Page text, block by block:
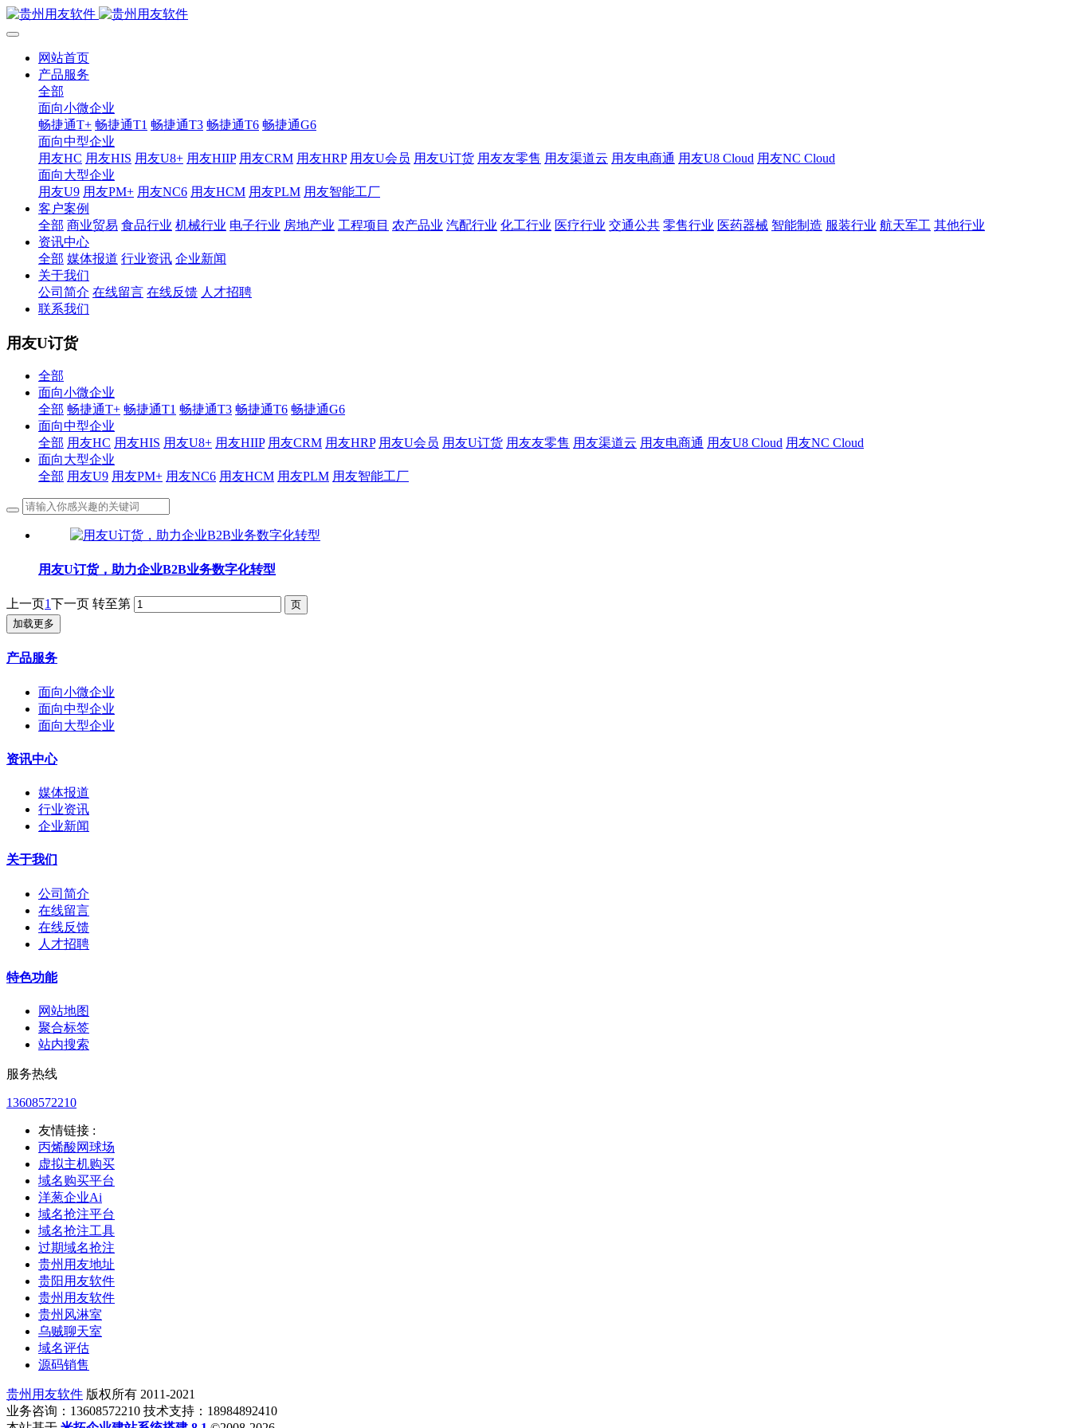
网站首页
产品服务
全部
面向小微企业
畅捷通T+ 畅捷通T1 畅捷通T3 畅捷通T6 畅捷通G6
面向中型企业
用友HC 用友HIS 用友U8+ 用友HIIP 用友CRM 用友HRP 用友U会员 用友U订货 用友友零售 用友渠道云 用友电商通 用友U8 Cloud 用友NC Cloud
面向大型企业
用友U9 用友PM+ 用友NC6 用友HCM 用友PLM 用友智能工厂
客户案例
全部 商业贸易 食品行业 机械行业 电子行业 房地产业 工程项目 农产品业 汽配行业 化工行业 医疗行业 交通公共 零售行业 医药器械 智能制造 服装行业 航天军工 其他行业
资讯中心
全部 媒体报道 行业资讯 企业新闻
关于我们
公司简介 在线留言 在线反馈 人才招聘
联系我们
用友U订货
全部
面向小微企业
全部 畅捷通T+ 畅捷通T1 畅捷通T3 畅捷通T6 畅捷通G6
面向中型企业
全部 用友HC 用友HIS 用友U8+ 用友HIIP 用友CRM 用友HRP 用友U会员 用友U订货 用友友零售 用友渠道云 用友电商通 用友U8 Cloud 用友NC Cloud
面向大型企业
全部 用友U9 用友PM+ 用友NC6 用友HCM 用友PLM 用友智能工厂
用友U订货，助力企业B2B业务数字化转型
上一页1下一页 转至第
加载更多
产品服务
面向小微企业
面向中型企业
面向大型企业
资讯中心
媒体报道
行业资讯
企业新闻
关于我们
公司简介
在线留言
在线反馈
人才招聘
特色功能
网站地图
聚合标签
站内搜索
服务热线
13608572210
友情链接 :
丙烯酸网球场
虚拟主机购买
域名购买平台
洋葱企业Ai
域名抢注平台
域名抢注工具
过期域名抢注
贵州用友地址
贵阳用友软件
贵州用友软件
贵州风淋室
乌贼聊天室
域名评估
源码销售
贵州用友软件 版权所有 2011-2021
业务咨询：13608572210 技术支持：18984892410